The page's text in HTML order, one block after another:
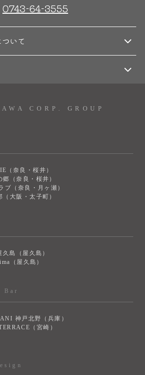
0743-64-3555
いて
CORP. GROUP
（奈良・桜井）
（奈良・桜井）
（奈良・月ヶ瀬）
大阪・太子町）
島（屋久島）
（屋久島）
Bar
神戸北野（兵庫）
（宮崎）